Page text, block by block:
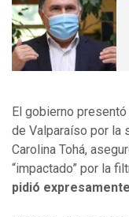
El gobierno
de Valparaíso por la
Carolina Tohá,
“impactado” por la
pidió